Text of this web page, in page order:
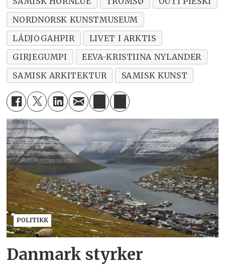
NORDNORSK KUNSTMUSEUM
LÁDJOGAHPIR
LIVET I ARKTIS
GIRJEGUMPI
EEVA-KRISTIINA NYLANDER
SAMISK ARKITEKTUR
SAMISK KUNST
POLITIKK
Danmark styrker